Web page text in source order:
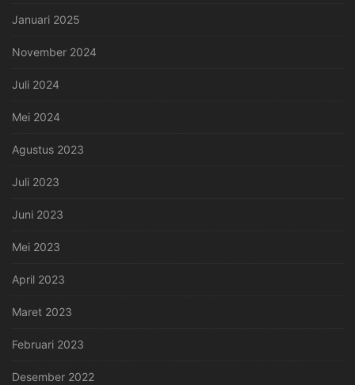
Januari 2025
November 2024
Juli 2024
Mei 2024
Agustus 2023
Juli 2023
Juni 2023
Mei 2023
April 2023
Maret 2023
Februari 2023
Desember 2022